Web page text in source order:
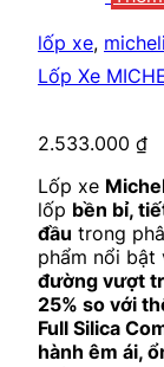
lốp xe,
Lốp Xe
2.533.000 ₫
Lốp xe
lốp bền bỉ,
đầu trong
phẩm nổi bật
đường vượt
25% so với
Full Silica
hành êm ái,